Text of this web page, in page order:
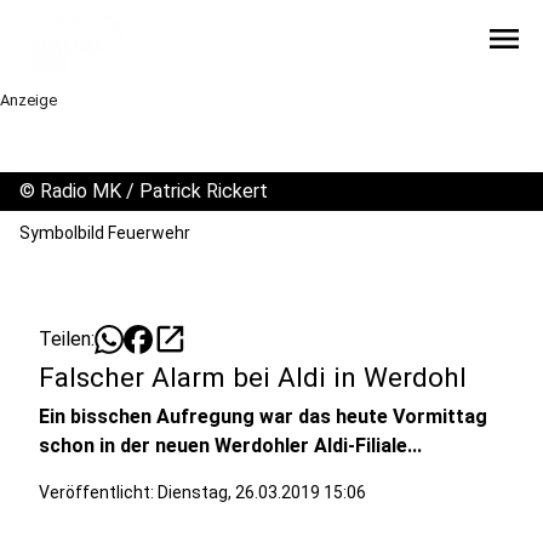
menu
Anzeige
© Radio MK / Patrick Rickert
Symbolbild Feuerwehr
Teilen: open_in_new
Falscher Alarm bei Aldi in Werdohl
Ein bisschen Aufregung war das heute Vormittag
schon in der neuen Werdohler Aldi-Filiale...
Veröffentlicht: Dienstag, 26.03.2019 15:06